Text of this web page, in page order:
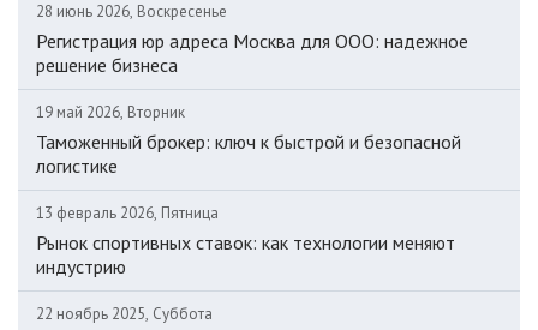
28 июнь 2026, Воскресенье
Регистрация юр адреса Москва для ООО: надежное
решение бизнеса
19 май 2026, Вторник
Таможенный брокер: ключ к быстрой и безопасной
логистике
13 февраль 2026, Пятница
Рынок спортивных ставок: как технологии меняют
индустрию
22 ноябрь 2025, Суббота